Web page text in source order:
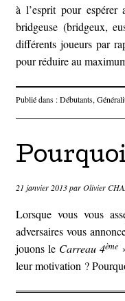
à l’esprit pour espérer
bridgeuse (bridgeux,
différents joueurs par
pour réduire au
Publié dans :Débutants,
21 janvier 2013parOlivier
Lorsque vous vous
adversaires vous
jouons leCarreau 4ème
leur motivation ?